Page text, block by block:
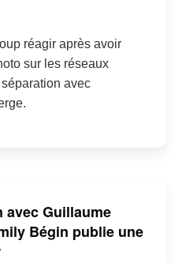
réagir après avoir
sur les réseaux
avec
avec Guillaume
Bégin publie une